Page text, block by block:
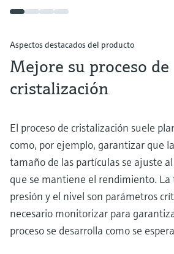
Aspectos destacados del producto
Mejore su proceso de
cristalización
El proceso de cristalización suele
como, por ejemplo, garantizar que
tamaño de las partículas se ajuste
que se mantiene el rendimiento.
presión y el nivel son parámetros
necesario monitorizar para
proceso se desarrolla como se